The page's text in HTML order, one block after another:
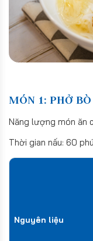
MÓN 1: PHỞ
Năng lượng món ăn
Thời gian nấu: 60
Nguyên liệu